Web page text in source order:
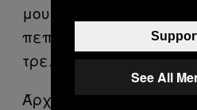
μου. Ντράπηκα πάρα
πεπεισμένη ότι όλοι
τρελή.
Άρχισα να καπνίζω
See All